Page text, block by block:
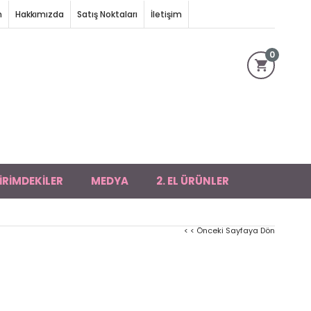
Hakkımızda Satış Noktaları İletişim
0
MEDYA 2. EL ÜRÜNLER
< < Önceki Sayfaya Dön